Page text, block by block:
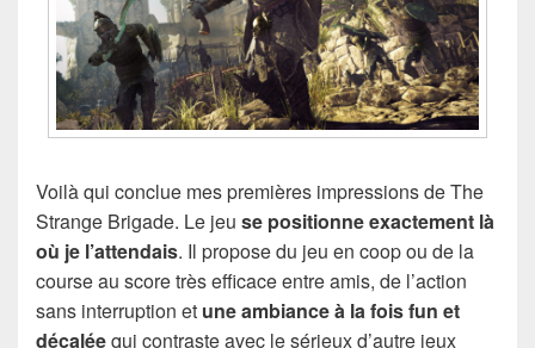
Voilà qui conclue mes premières impressions de The
Strange Brigade. Le jeu se positionne exactement là
où je l’attendais. Il propose du jeu en coop ou de la
course au score très efficace entre amis, de l’action
sans interruption et une ambiance à la fois fun et
décaléequi contraste avec le sérieux d’autre jeux